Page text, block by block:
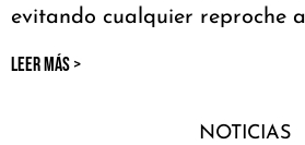
evitando cualquier reproche
LEER MÁS >
NOTICIAS